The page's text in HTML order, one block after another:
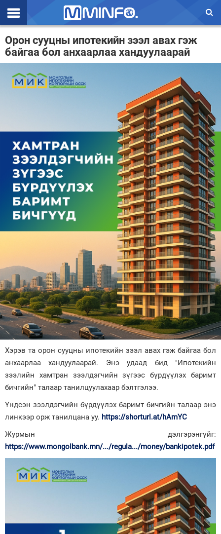
Эхлэл
Цаг агаар
Валют ханш
Спорт
Нийгэм
Дэлхий
Энтертайнмэнт
Орон сууцны ипотекийн зээл авах гэж
байгаа бол анхаарлаа хандуулаарай
Хэрэв та орон сууцны ипотекийн зээл авах гэж байгаа бол
анхаарлаа хандуулаарай. Энэ удаад бид "Ипотекийн
зээлийн хамтран зээлдэгчийн зүгээс бүрдүүлэх баримт
бичгийн" талаар танилцуулахаар бэлтгэлээ.
Үндсэн зээлдэгчийн бүрдүүлэх баримт бичгийн талаар энэ
линкээр орж танилцана уу. https://shorturl.at/hAmYC
Журмын дэлгэрэнгүйг:
https://www.mongolbank.mn/.../regula.../money/bankipotek.pdf